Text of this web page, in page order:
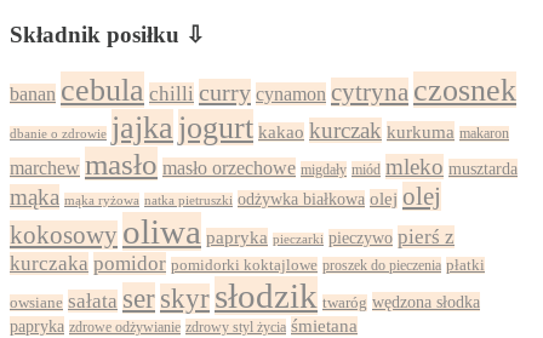
Składnik posiłku ⇩
banan cebula chilli curry cynamon cytryna czosnek
dbanie o zdrowie jajka jogurt kakao kurczak kurkuma makaron
marchew masło masło orzechowe migdały miód mleko musztarda
mąka mąka ryżowa natka pietruszki odżywka białkowa olej olej
kokosowy oliwa papryka pieczarki pieczywo pierś z
kurczaka pomidor pomidorki koktajlowe proszek do pieczenia płatki
owsiane sałata ser skyr słodzik twaróg wędzona słodka
papryka zdrowe odżywianie zdrowy styl życia śmietana